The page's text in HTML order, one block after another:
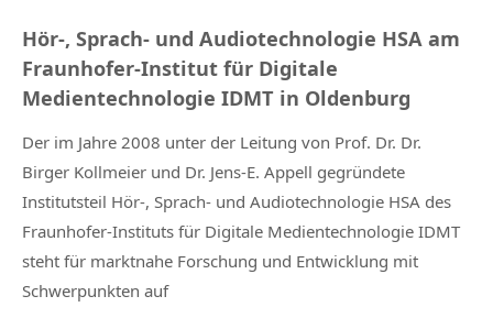
Hör-, Sprach- und Audiotechnologie HSA am
Fraunhofer-Institut für Digitale
Medientechnologie IDMT in Oldenburg
Der im Jahre 2008 unter der Leitung von Prof. Dr. Dr.
Birger Kollmeier und Dr. Jens-E. Appell gegründete
Institutsteil Hör-, Sprach- und Audiotechnologie HSA des
Fraunhofer-Instituts für Digitale Medientechnologie IDMT
steht für marktnahe Forschung und Entwicklung mit
Schwerpunkten auf